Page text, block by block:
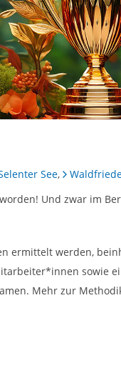
See,
Und zwar im
ermittelt werden,
sowie
Mehr zur